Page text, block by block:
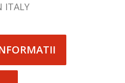
ITALY